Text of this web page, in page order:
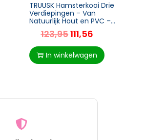
TRUUSK Hamsterkooi Drie
Verdiepingen – Van
Natuurlijk Hout en PVC –
Met Trappen – Voor
Muizen en Kleine
Knaagdieren – 115 x 57 x
123,95111,56
In winkelwagen